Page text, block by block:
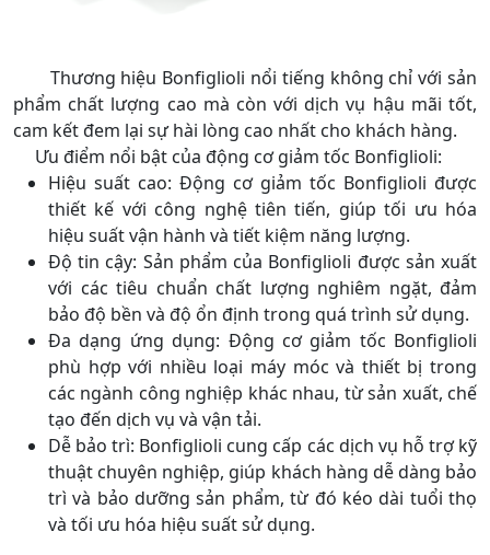
Thương hiệu Bonfiglioli nổi tiếng không chỉ với sản
phẩm chất lượng cao mà còn với dịch vụ hậu mãi tốt,
cam kết đem lại sự hài lòng cao nhất cho khách hàng.
Ưu điểm nổi bật của động cơ giảm tốc Bonfiglioli:
Hiệu suất cao: Động cơ giảm tốc Bonfiglioli được
thiết kế với công nghệ tiên tiến, giúp tối ưu hóa
hiệu suất vận hành và tiết kiệm năng lượng.
Độ tin cậy: Sản phẩm của Bonfiglioli được sản xuất
với các tiêu chuẩn chất lượng nghiêm ngặt, đảm
bảo độ bền và độ ổn định trong quá trình sử dụng.
Đa dạng ứng dụng: Động cơ giảm tốc Bonfiglioli
phù hợp với nhiều loại máy móc và thiết bị trong
các ngành công nghiệp khác nhau, từ sản xuất, chế
tạo đến dịch vụ và vận tải.
Dễ bảo trì: Bonfiglioli cung cấp các dịch vụ hỗ trợ kỹ
thuật chuyên nghiệp, giúp khách hàng dễ dàng bảo
trì và bảo dưỡng sản phẩm, từ đó kéo dài tuổi thọ
và tối ưu hóa hiệu suất sử dụng.